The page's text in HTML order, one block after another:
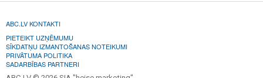
ABC.LV KONTAKTI
PIETEIKT UZŅĒMUMU
SĪKDATŅU IZMANTOŠANAS NOTEIKUMI
PRIVĀTUMA POLITIKA
SADARBĪBAS PARTNERI